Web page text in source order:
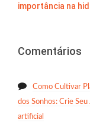
importância na
Comentários
Como Cultivar
dos Sonhos: Crie
artificial